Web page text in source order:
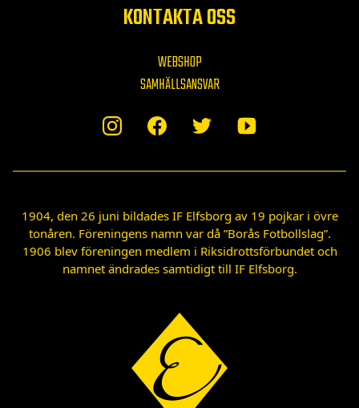
KONTAKTA OSS
WEBSHOP
SAMHÄLLSANSVAR
1904, den 26 juni bildades IF Elfsborg av 19 pojkar i övre
tonåren. Föreningens namn var då ”Borås Fotbollslag”.
1906 blev föreningen medlem i Riksidrottsförbundet och
namnet ändrades samtidigt till IF Elfsborg.